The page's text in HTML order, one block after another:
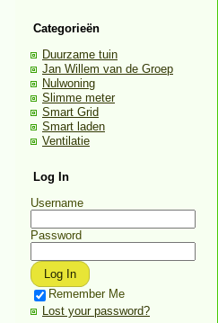
Categorieën
Duurzame tuin
Jan Willem van de Groep
Nulwoning
Slimme meter
Smart Grid
Smart laden
Ventilatie
Log In
Username
Password
Remember Me
Lost your password?